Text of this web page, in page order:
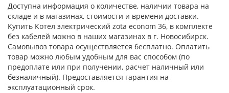
Доступна информация о количестве, наличии товара на
складе и в магазинах, стоимости и времени доставки.
Купить Котел электрический zota econom 36, в комплекте
без кабелей можно в наших магазинах в г. Новосибирск.
Самовывоз товара осуществляется бесплатно. Оплатить
товар можно любым удобным для вас способом (по
предоплате или при получении, расчет наличный или
безналичный). Предоставляется гарантия на
эксплуатационный срок.